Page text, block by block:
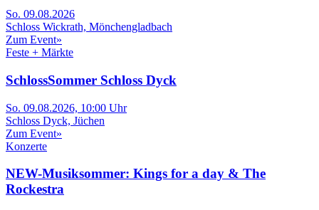
So. 09.08.2026
Schloss Wickrath, Mönchengladbach
Zum Event»
Feste + Märkte
SchlossSommer Schloss Dyck
So. 09.08.2026, 10:00 Uhr
Schloss Dyck, Jüchen
Zum Event»
Konzerte
NEW-Musiksommer: Kings for a day & The
Rockestra